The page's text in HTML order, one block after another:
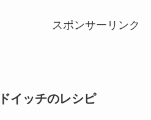
スポンサーリンク
イッチのレシピ